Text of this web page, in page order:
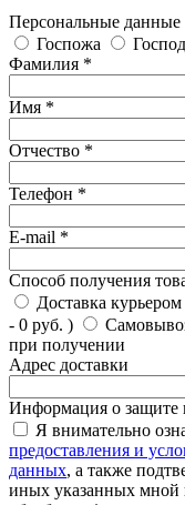
Персональные данные
Госпожа
Фамилия *
Имя *
Отчество *
Телефон *
E-mail *
Способ получения
Доставка
- 0 руб. )
при получении
Адрес доставки
Информация о защите
Я внимательно
предоставления и
данных, а также
иных указанных мной